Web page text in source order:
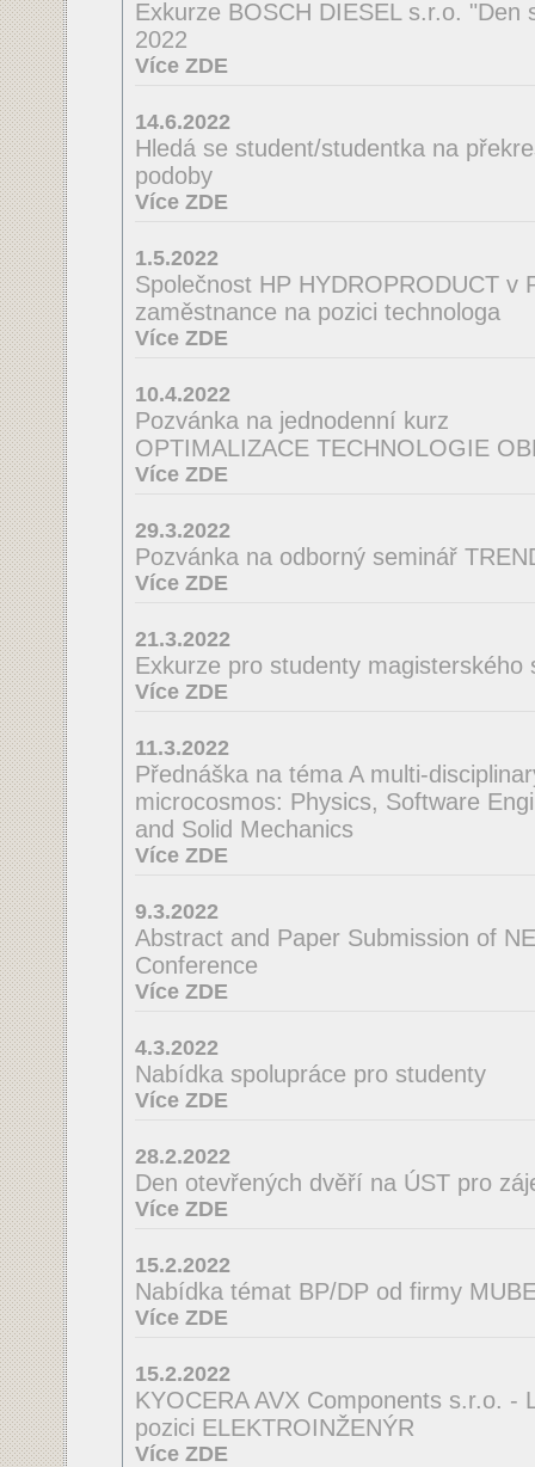
Exkurze BOSCH DIESEL s.r.o. "Den
2022
Více ZDE
14.6.2022
Hledá se student/studentka na
podoby
Více ZDE
1.5.2022
Společnost HP HYDROPRODUCT v
zaměstnance na pozici technologa
Více ZDE
10.4.2022
Pozvánka na jednodenní kurz
OPTIMALIZACE TECHNOLOGIE
Více ZDE
29.3.2022
Pozvánka na odborný seminář
Více ZDE
21.3.2022
Exkurze pro studenty magisterského
Více ZDE
11.3.2022
Přednáška na téma A multi-
microcosmos: Physics, Software
and Solid Mechanics
Více ZDE
9.3.2022
Abstract and Paper Submission of
Conference
Více ZDE
4.3.2022
Nabídka spolupráce pro studenty
Více ZDE
28.2.2022
Den otevřených dvěří na ÚST pro
Více ZDE
15.2.2022
Nabídka témat BP/DP od firmy
Více ZDE
15.2.2022
KYOCERA AVX Components s.r.o.
pozici ELEKTROINŽENÝR
Více ZDE